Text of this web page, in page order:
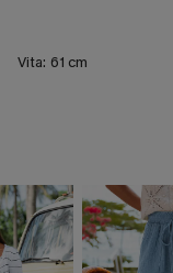
Vita: 61 cm